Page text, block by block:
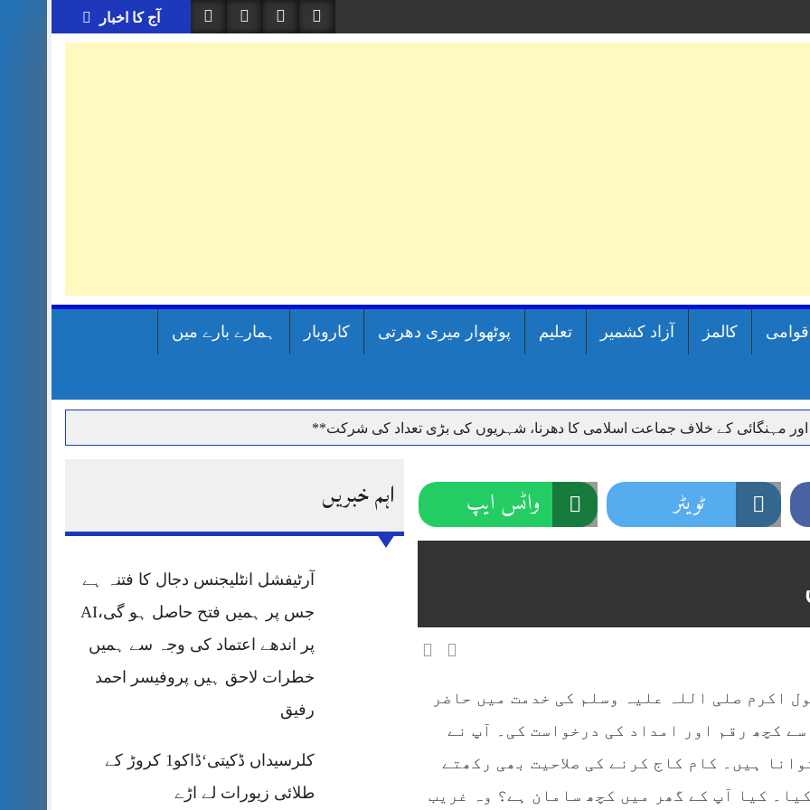
آج کا اخبار
کالمز آزاد کشمیر تعلیم پوٹھوار میری دھرتی کاروبار ہمارے بارے میں
مہنگائی کے خلاف جماعت اسلامی کا دھرنا، شہریوں کی بڑی تعداد کی شرکت**
دے رہا، وفاقی وزیر توانائی اویس لغاری
جموں 6 تحریک شاد باد کا عبدالخطیب چودھری کی حمایت کا اعلان
شہری کو پیش ہونے کا حکم
چارسدہ کا بہادر سپوت وطن کی حرمت پر قربان
سخت ایکشن، 2 اے ایس آئی سمیت 12 اہلکاروں کو نوکری سے فارغ کردیا گیا۔
انداز متاثرین
اسسٹنٹ کمشنر کلرسیداں سیدہ زینب حسین کی پریس کانفرنس
اہم خبریں
آرٹیفشل انٹلیجنس دجال کا فتنہ ہے
جس پر ہمیں فتح حاصل ہو گی،AI
پر اندھے اعتماد کی وجہ سے ہمیں
خطرات لاحق ہیں پروفیسر احمد
رفیق
کلرسیداں ڈکیتی‘ڈاکو1 کروڑ کے
طلائی زیورات لے اڑے
ٹویٹر واٹس ایپ
اکرم صلی اللہ علیہ وسلم کی خدمت میں حاضر
کچھ رقم اور امداد کی درخواست کی۔ آپ نے
ہیں۔ کام کاج کرنے کی صلاحیت بھی رکھتے
کیا آپ کے گھر میں کچھ سامان ہے؟ وہ غریب